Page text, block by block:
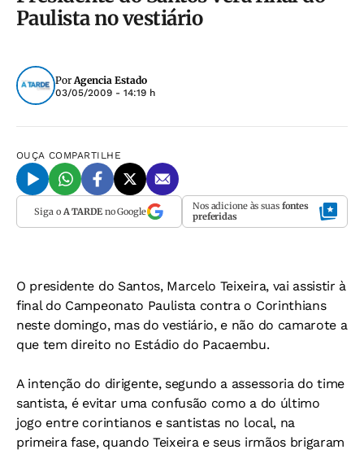
Paulista no vestiário
PorAgencia Estado
03/05/2009 - 14:19 h
OUÇA COMPARTILHE
Siga o A TARDEno Google Nos adicione às suas fontes
preferidas
O presidente do Santos, Marcelo Teixeira, vai assistir à
final do Campeonato Paulista contra o Corinthians
neste domingo, mas do vestiário, e não do camarote a
que tem direito no Estádio do Pacaembu.
A intenção do dirigente, segundo a assessoria do time
santista, é evitar uma confusão como a do último
jogo entre corintianos e santistas no local, na
primeira fase, quando Teixeira e seus irmãos brigaram